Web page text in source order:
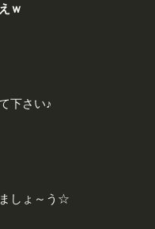
ｗ
下さい♪
しょ～う☆